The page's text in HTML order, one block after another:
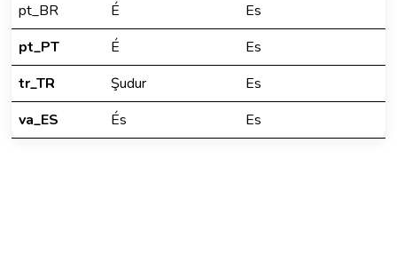
pt_BR
É
Es
pt_PT
É
Es
tr_TR
Şudur
Es
va_ES
És Es